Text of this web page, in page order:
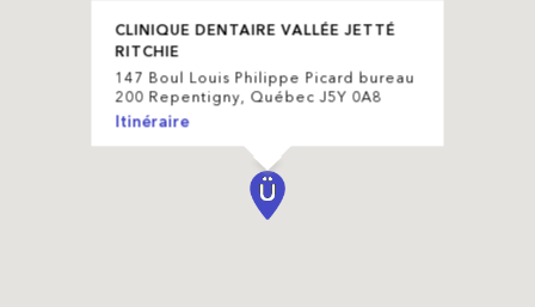
CLINIQUE DENTAIRE VALLÉE JETTÉ
RITCHIE
147 Boul Louis Philippe Picard bureau
200 Repentigny, Québec J5Y 0A8
Itinéraire